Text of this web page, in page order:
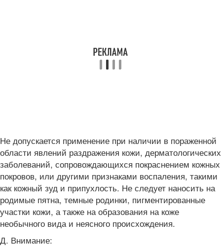
Не допускается применение при наличии в пораженной
области явлений раздражения кожи, дерматологических
заболеваний, сопровождающихся покраснением кожных
покровов, или другими признаками воспаления, такими
как кожный зуд и припухлость. Не следует наносить на
родимые пятна, темные родинки, пигментированные
участки кожи, а также на образования на коже
необычного вида и неясного происхождения.
Д. Внимание: